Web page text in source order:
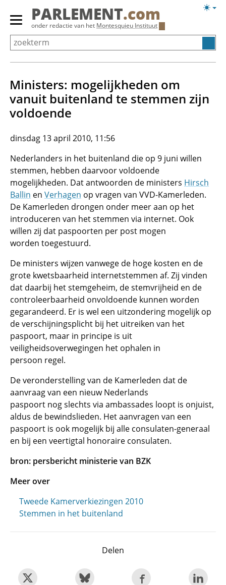
Overslaan
Primair
menu
tonen/verbergen
PARLEMENT.com
onder redactie van het Montesquieu Instituut
Ministers: mogelijkheden om
vanuit buitenland te stemmen zijn
voldoende
dinsdag 13 april 2010, 11:56
Nederlanders in het buitenland die op 9 juni willen
stemmen, hebben daarvoor voldoende
mogelijkheden. Dat antwoorden de ministers Hirsch
Ballin en Verhagen op vragen van VVD-Kamerleden.
De Kamerleden drongen onder meer aan op het
introduceren van het stemmen via internet. Ook
willen zij dat paspoorten per post mogen
worden toegestuurd.
De ministers wijzen vanwege de hoge kosten en de
grote kwetsbaarheid internetstemmen af. Zij vinden
dat daarbij het stemgeheim, de stemvrijheid en de
controleerbaarheid onvoldoende kunnen worden
gegarandeerd. Er is wel een uitzondering mogelijk op
de verschijningsplicht bij het uitreiken van het
paspoort, maar in principe is uit
veiligheidsoverwegingen het ophalen in
persoon regel.
De veronderstelling van de Kamerleden dat de
aanvraag van een nieuw Nederlands
paspoort nog slechts via ambassades loopt is onjuist,
aldus de bewindslieden. Het aanvragen van een
paspoort is ook mogelijk bij alle consulaten-generaal
en bij een veertigtal honoraire consulaten.
bron: persbericht ministerie van BZK
Meer over
Tweede Kamerverkiezingen 2010
Stemmen in het buitenland
Delen